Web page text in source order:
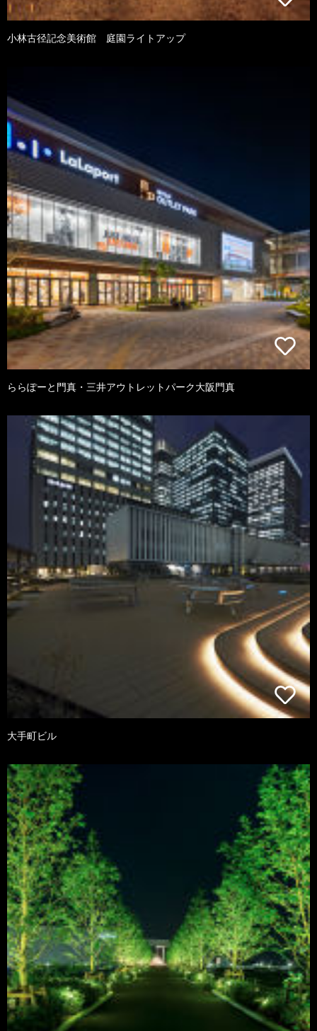
小林古径記念美術館 庭園ライトアップ
ららぽーと門真・三井アウトレットパーク大阪門真
大手町ビル